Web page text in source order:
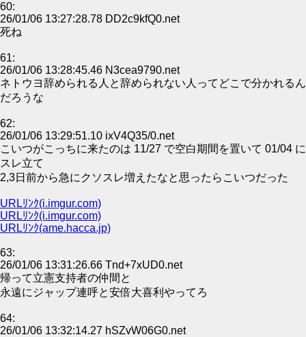
60:
26/01/06 13:27:28.78 DD2c9kfQ0.net
死ね
61:
26/01/06 13:28:45.46 N3cea9790.net
ネトウヨ辞められる人と辞められない人ってどこで分かれるん
だろうな
62:
26/01/06 13:29:51.10 ixV4Q35/0.net
こいつがこっちに来たのは 11/27 で空白期間を置いて 01/04 に
スレ立て
2,3日前から急にクソスレ増えたなと思ったらこいつだった
URLﾘﾝｸ(i.imgur.com)
URLﾘﾝｸ(i.imgur.com)
URLﾘﾝｸ(ame.hacca.jp)
63:
26/01/06 13:31:26.66 Tnd+7xUD0.net
帰って立憲支持者の仲間と
永遠にジャップ連呼と安倍大喜利やってろ
64:
26/01/06 13:32:14.27 hSZvW06G0.net